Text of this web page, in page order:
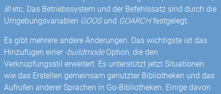
8letc. Das Betriebssystem und der Befehlssatz sind durch die
Umgebungsvariablen GOOSund GOARCHfestgelegt.
Es gibt mehrere andere Änderungen. Das wichtigste ist das
Hinzufügen einer -buildmodeOption, die den
Verknüpfungsstil erweitert. Es unterstützt jetzt Situationen
wie das Erstellen gemeinsam genutzter Bibliotheken und das
Aufrufen anderer Sprachen in Go-Bibliotheken. Einige davon